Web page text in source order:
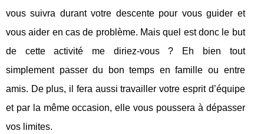
vous suivra durant votre descente pour vous guider et
vous aider en cas de problème. Mais quel est donc le but
de cette activité me diriez-vous ? Eh bien tout
simplement passer du bon temps en famille ou entre
amis. De plus, il fera aussi travailler votre esprit d’équipe
et par la même occasion, elle vous poussera à dépasser
vos limites.